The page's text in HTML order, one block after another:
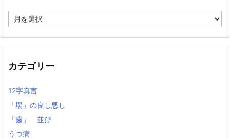
去
記
カテゴリー
12字真言
「場」の良し悪し
「歯」 並び
うつ病